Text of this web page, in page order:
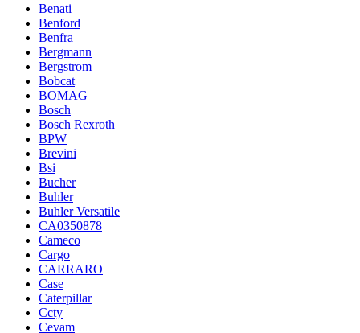
Benati
Benford
Benfra
Bergmann
Bergstrom
Bobcat
BOMAG
Bosch
Bosch Rexroth
BPW
Brevini
Bsi
Bucher
Buhler
Buhler Versatile
CA0350878
Cameco
Cargo
CARRARO
Case
Caterpillar
Ccty
Cevam